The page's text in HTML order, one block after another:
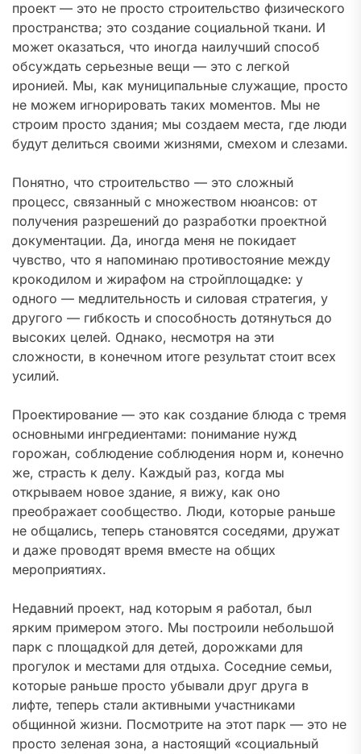
проект — это не просто строительство физического
пространства; это создание социальной ткани. И
может оказаться, что иногда наилучший способ
обсуждать серьезные вещи — это с легкой
иронией. Мы, как муниципальные служащие, просто
не можем игнорировать таких моментов. Мы не
строим просто здания; мы создаем места, где люди
будут делиться своими жизнями, смехом и слезами.
Понятно, что строительство — это сложный
процесс, связанный с множеством нюансов: от
получения разрешений до разработки проектной
документации. Да, иногда меня не покидает
чувство, что я напоминаю противостояние между
крокодилом и жирафом на стройплощадке: у
одного — медлительность и силовая стратегия, у
другого — гибкость и способность дотянуться до
высоких целей. Однако, несмотря на эти
сложности, в конечном итоге результат стоит всех
усилий.
Проектирование — это как создание блюда с тремя
основными ингредиентами: понимание нужд
горожан, соблюдение соблюдения норм и, конечно
же, страсть к делу. Каждый раз, когда мы
открываем новое здание, я вижу, как оно
преображает сообщество. Люди, которые раньше
не общались, теперь становятся соседями, дружат
и даже проводят время вместе на общих
мероприятиях.
Недавний проект, над которым я работал, был
ярким примером этого. Мы построили небольшой
парк с площадкой для детей, дорожками для
прогулок и местами для отдыха. Соседние семьи,
которые раньше просто убывали друг друга в
лифте, теперь стали активными участниками
общинной жизни. Посмотрите на этот парк — это не
просто зеленая зона, а настоящий «социальный